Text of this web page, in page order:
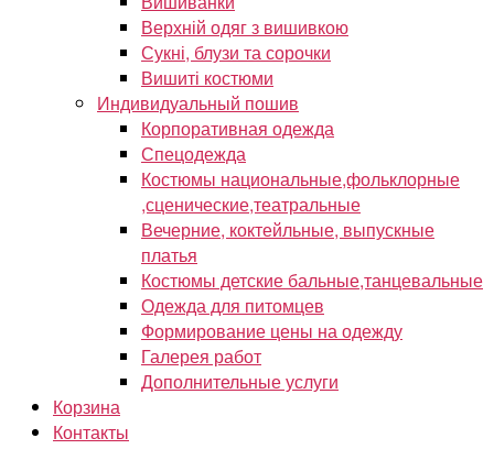
Верхній одяг з вишивкою
Сукні, блузи та сорочки
Вишиті костюми
Индивидуальный пошив
Корпоративная одежда
Спецодежда
Костюмы национальные,фольклорные
,сценические,театральные
Вечерние, коктейльные, выпускные
платья
Костюмы детские бальные,танцевальные
Одежда для питомцев
Формирование цены на одежду
Галерея работ
Дополнительные услуги
Корзина
Контакты